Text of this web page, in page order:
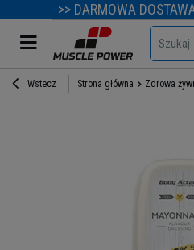
>> DARMOWA
Szukaj
Wstecz Strona główna Zdrowa